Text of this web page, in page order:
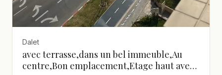
Dalet
avec terrasse,dans un bel immeuble,Au
centre,Bon emplacement,Etage haut avec